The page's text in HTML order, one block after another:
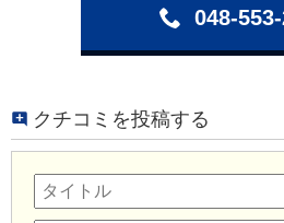
048-
クチコミを投稿する